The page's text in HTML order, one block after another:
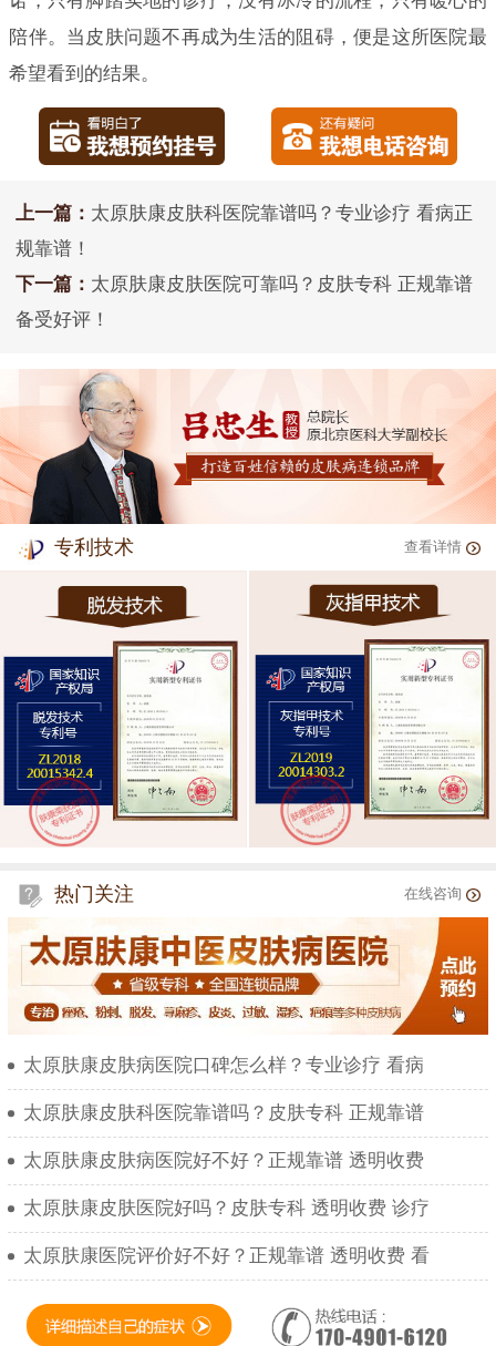
陪伴。当皮肤问题不再成为生活的阻碍，便是这所医院最
希望看到的结果。
上一篇： 太原肤康皮肤科医院靠谱吗？专业诊疗 看病正
规靠谱！
下一篇： 太原肤康皮肤医院可靠吗？皮肤专科 正规靠谱
备受好评！
专利技术 查看详情
热门关注 在线咨询
太原肤康皮肤病医院口碑怎么样？专业诊疗 看病
太原肤康皮肤科医院靠谱吗？皮肤专科 正规靠谱
太原肤康皮肤病医院好不好？正规靠谱 透明收费
太原肤康皮肤医院好吗？皮肤专科 透明收费 诊疗
太原肤康医院评价好不好？正规靠谱 透明收费 看